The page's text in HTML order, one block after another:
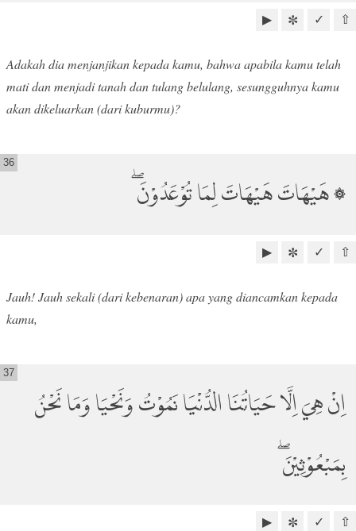
⇧
✓
✼
▶
Adakah dia menjanjikan kepada kamu, bahwa apabila kamu telah
mati dan menjadi tanah dan tulang belulang, sesungguhnya kamu
akan dikeluarkan (dari kuburmu)?
۞ هَيْهَاتَ هَيْهَاتَ لِمَا تُوْعَدُوْنَ ۖ
36
⇧
✓
✼
▶
Jauh! Jauh sekali (dari kebenaran) apa yang diancamkan kepada
kamu,
اِنْ هِيَ اِلَّا حَيَاتُنَا الدُّنْيَا نَمُوْتُ وَنَحْيَا وَمَا نَحْنُ
بِمَبْعُوْثِيْنَ ۖ
37
⇧
✓
✼
▶